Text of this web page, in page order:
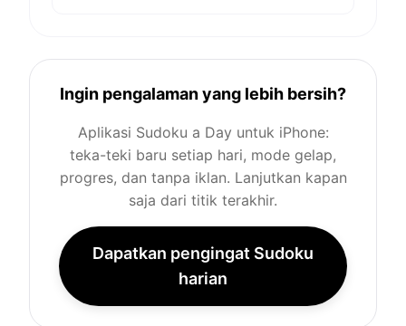
Ingin pengalaman yang lebih bersih?
Aplikasi Sudoku a Day untuk iPhone:
teka-teki baru setiap hari, mode gelap,
progres, dan tanpa iklan. Lanjutkan kapan
saja dari titik terakhir.
Dapatkan pengingat Sudoku
harian